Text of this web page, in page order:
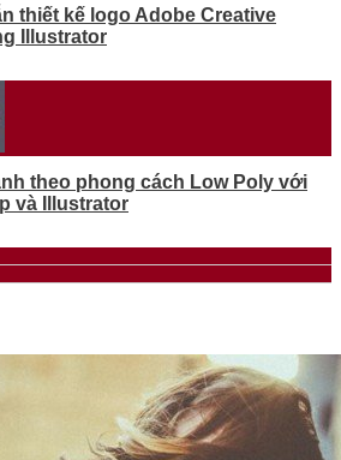
thiết kế logo Adobe Creative
Illustrator
theo phong cách Low Poly với
và Illustrator